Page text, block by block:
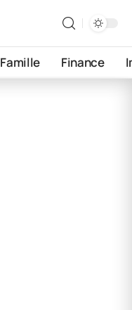
Famille Finance